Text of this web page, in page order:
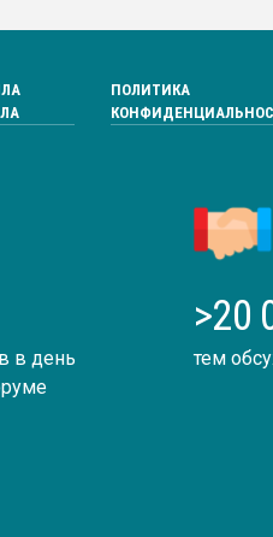
ПОЛИТИКА
в день
>20
тем